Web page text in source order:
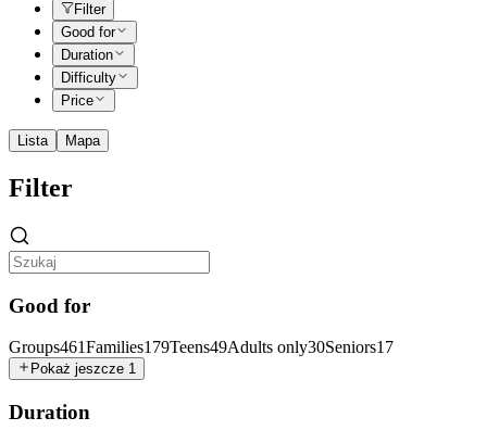
Filter
Good for
Duration
Difficulty
Price
Lista Mapa
Filter
Good for
Groups461Families179Teens49Adults only30Seniors17
Pokaż jeszcze 1
Duration